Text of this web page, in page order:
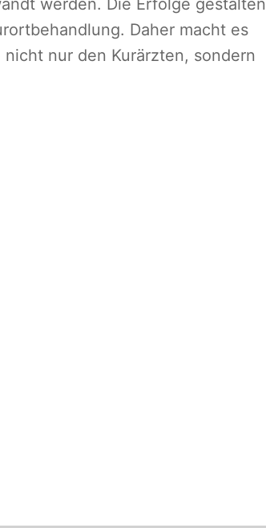
werden. Die Erfolge gestalten
Daher macht es
nur den Kurärzten, sondern